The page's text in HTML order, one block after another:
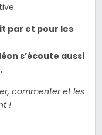
par et pour les
s’écoute aussi
commenter et les
!